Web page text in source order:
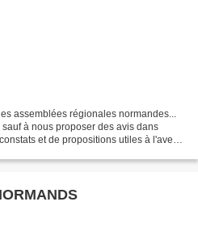
assemblées régionales normandes...
à nous proposer des avis dans
et de propositions utiles à l'avenir